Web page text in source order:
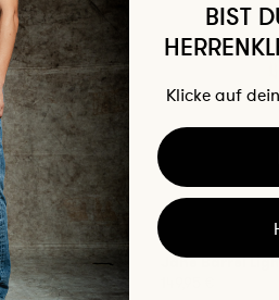
Jane Barrel
BIST
Klicke auf